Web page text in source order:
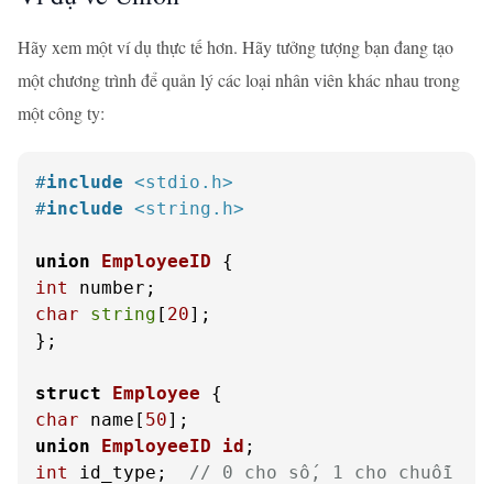
Hãy xem một ví dụ thực tế hơn. Hãy tưởng tượng bạn đang tạo
một chương trình để quản lý các loại nhân viên khác nhau trong
một công ty:
#include <stdio.h>
#include <string.h>
union EmployeeID {
int
char
string [ 20];
};
struct Employee {
char name[ 50
union
EmployeeID id ;
int
id_type; // 0 cho số, 1 cho chuỗi